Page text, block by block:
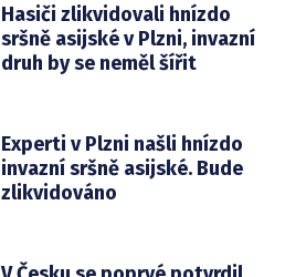
Hasiči zlikvidovali hnízdo
sršně asijské v Plzni, invazní
druh by se neměl šířit
Experti v Plzni našli hnízdo
invazní sršně asijské. Bude
zlikvidováno